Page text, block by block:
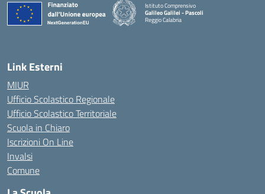
Istituto Comprensivo
Galileo Galilei - Pascoli
Reggio Calabria
Link Esterni
MIUR
Ufficio Scolastico Regionale
Ufficio Scolastico Territoriale
Scuola in Chiaro
Iscrizioni On Line
Invalsi
Comune